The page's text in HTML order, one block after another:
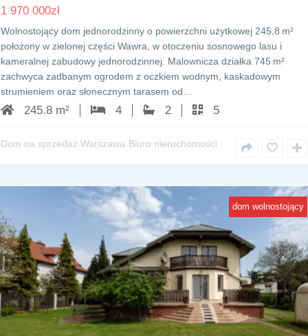
1 970 000zł
Wolnostojący dom jednorodzinny o powierzchni użytkowej 245,8 m²
położony w zielonej części Wawra, w otoczeniu sosnowego lasu i
kameralnej zabudowy jednorodzinnej. Malownicza działka 745 m²
zachwyca zadbanym ogrodem z oczkiem wodnym, kaskadowym
strumieniem oraz słonecznym tarasem od…
245.8 m² 4 2 5
Dom na sprzedaż Warszawa Biuro nieruchomości
dom wolnostojący